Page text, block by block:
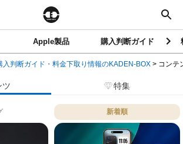
Apple製品 購入判断ガイド
判断ガイド・料金下取り情報のKADEN-BOX > コンテ
ツ 特集
新着順